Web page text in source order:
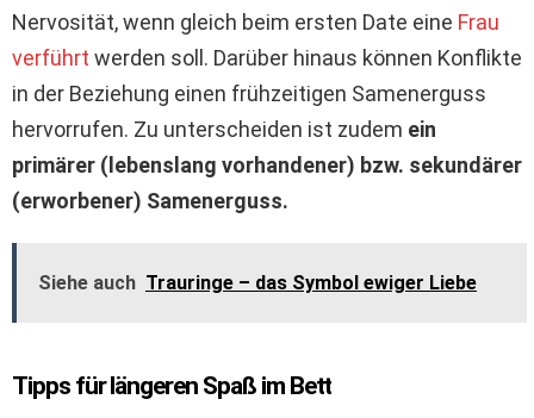
Nervosität, wenn gleich beim ersten Date eine Frau
verführt werden soll. Darüber hinaus können Konflikte
in der Beziehung einen frühzeitigen Samenerguss
hervorrufen. Zu unterscheiden ist zudem ein
primärer (lebenslang vorhandener) bzw. sekundärer
(erworbener) Samenerguss.
Siehe auch Trauringe – das Symbol ewiger Liebe
Tipps für längeren Spaß im Bett